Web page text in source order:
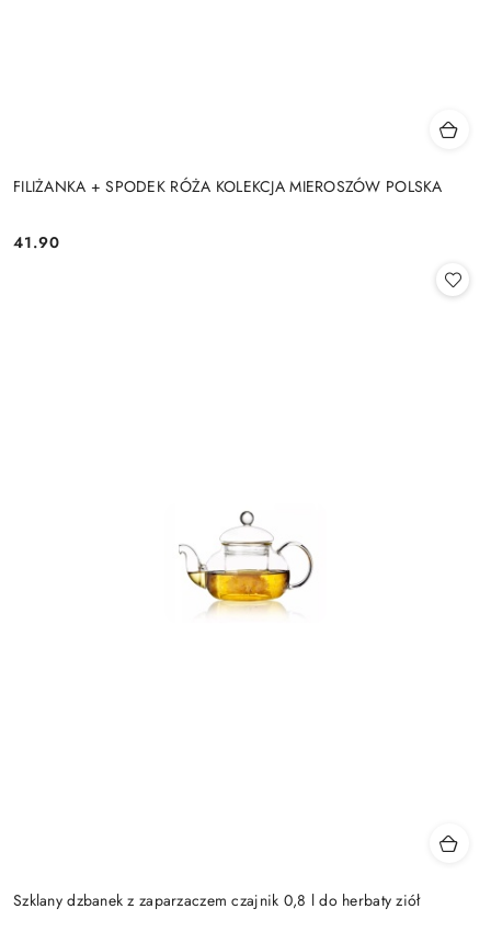
FILIŻANKA + SPODEK RÓŻA KOLEKCJA MIEROSZÓW POLSKA
Cena:
41.90
Szklany dzbanek z zaparzaczem czajnik 0,8 l do herbaty ziół